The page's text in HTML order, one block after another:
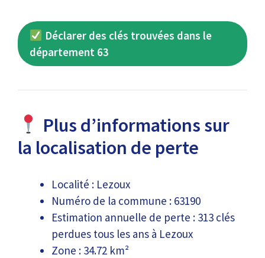
Déclarer des clés trouvées dans le
département 63
Plus d’informations sur
la localisation de perte
Localité : Lezoux
Numéro de la commune : 63190
Estimation annuelle de perte : 313 clés
perdues tous les ans à Lezoux
Zone : 34.72 km²